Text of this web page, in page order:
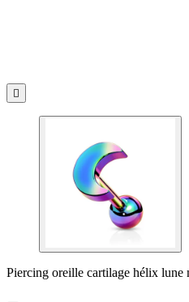

Piercing oreille cartilage hélix lune